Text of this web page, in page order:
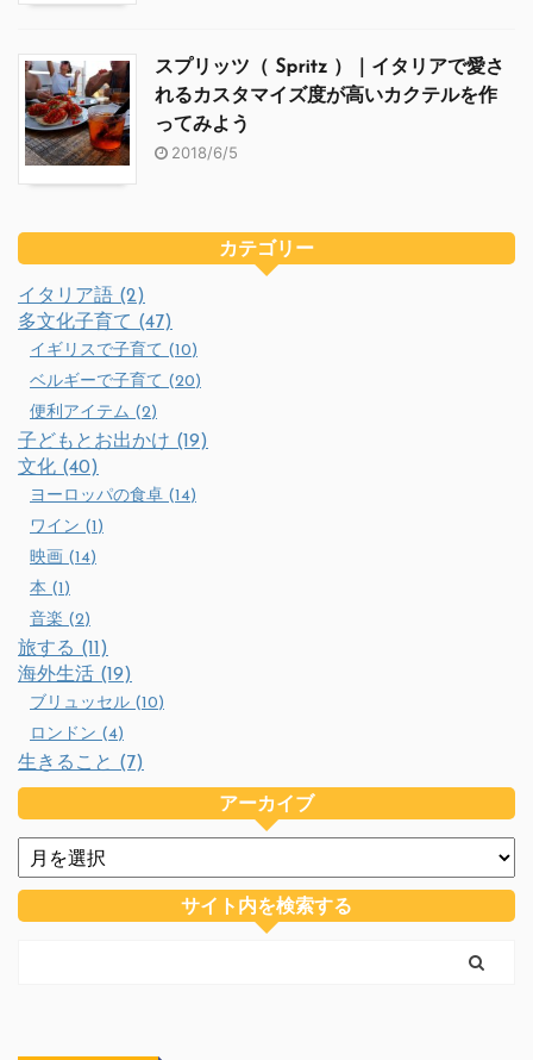
スプリッツ（ Spritz ）｜イタリアで愛さ
れるカスタマイズ度が高いカクテルを作
ってみよう
2018/6/5
カテゴリー
イタリア語 (2)
多文化子育て (47)
イギリスで子育て (10)
ベルギーで子育て (20)
便利アイテム (2)
子どもとお出かけ (19)
文化 (40)
ヨーロッパの食卓 (14)
ワイン (1)
映画 (14)
本 (1)
音楽 (2)
旅する (11)
海外生活 (19)
ブリュッセル (10)
ロンドン (4)
生きること (7)
アーカイブ
サイト内を検索する